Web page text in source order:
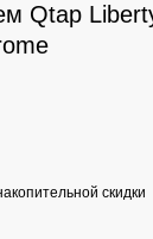
Qtap
скидки